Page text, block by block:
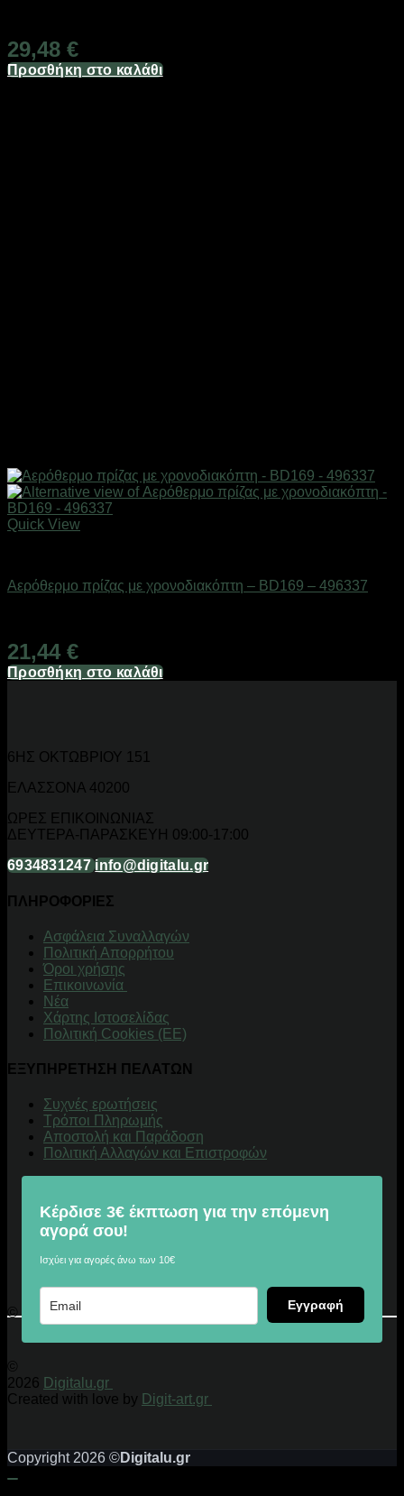
29,48 €
Προσθήκη στο καλάθι
Quick View
Αερόθερμο πρίζας με χρονοδιακόπτη – BD169 – 496337
21,44 €
Προσθήκη στο καλάθι
6ΗΣ ΟΚΤΩΒΡΙΟΥ 151
ΕΛΑΣΣΟΝΑ 40200
ΩΡΕΣ ΕΠΙΚΟΙΝΩΝΙΑΣ
ΔΕΥΤΕΡΑ-ΠΑΡΑΣΚΕΥΗ 09:00-17:00
6934831247 info@digitalu.gr
ΠΛΗΡΟΦΟΡΙΕΣ
Aσφάλεια Συναλλαγών
Πολιτική Απορρήτου
Όροι χρήσης
Επικοινωνία
Νέα
Χάρτης Ιστοσελίδας
Πολιτική Cookies (ΕΕ)
ΕΞΥΠΗΡΕΤΗΣΗ ΠΕΛΑΤΩΝ
Συχνές ερωτήσεις
Τρόποι Πληρωμής
Αποστολή και Παράδοση
Πολιτική Αλλαγών και Επιστροφών
Κέρδισε 3€ έκπτωση για την επόμενη
αγορά σου!
Ισχύει για αγορές άνω των 10€
Εγγραφή
© 2026 Digitalu.gr
©
2026 Digitalu.gr
Created with love by Digit-art.gr
Copyright 2026 ©Digitalu.gr